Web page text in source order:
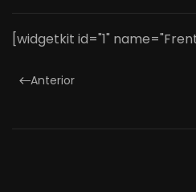
[widgetkit id="1"
Anterior